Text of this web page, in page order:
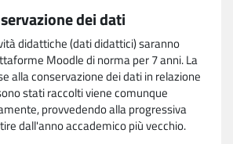
dei dati
didattiche (dati didattici) saranno
Moodle di norma per 7 anni. La
alla conservazione dei dati in relazione
stati raccolti viene comunque
provvedendo alla progressiva
dall'anno accademico più vecchio.